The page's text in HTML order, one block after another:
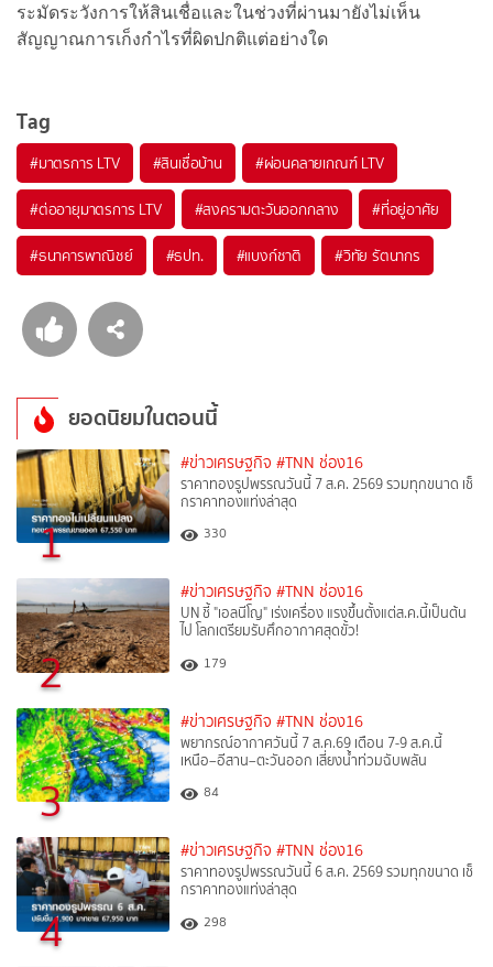
ระมัดระวังการให้สินเชื่อและในช่วงที่ผ่านมายังไม่เห็น
สัญญาณการเก็งกำไรที่ผิดปกติแต่อย่างใด
Tag
#มาตรการ LTV #สินเชื่อบ้าน #ผ่อนคลายเกณฑ์ LTV
#ต่ออายุมาตรการ LTV #สงครามตะวันออกกลาง #ที่อยู่อาศัย
#ธนาคารพาณิชย์ #ธปท. #แบงก์ชาติ #วิทัย รัตนากร
ยอดนิยมในตอนนี้
1
#ข่าวเศรษฐกิจ #TNN ช่อง16
ราคาทองรูปพรรณวันนี้ 7 ส.ค. 2569 รวมทุกขนาด เช็
กราคาทองแท่งล่าสุด
330
2
#ข่าวเศรษฐกิจ #TNN ช่อง16
UN ชี้ "เอลนีโญ" เร่งเครื่อง แรงขึ้นตั้งแต่ส.ค.นี้เป็นต้น
ไป โลกเตรียมรับศึกอากาศสุดขั้ว!
179
3
#ข่าวเศรษฐกิจ #TNN ช่อง16
พยากรณ์อากาศวันนี้ 7 ส.ค.69 เตือน 7-9 ส.ค.นี้
เหนือ–อีสาน–ตะวันออก เสี่ยงน้ำท่วมฉับพลัน
84
4
#ข่าวเศรษฐกิจ #TNN ช่อง16
ราคาทองรูปพรรณวันนี้ 6 ส.ค. 2569 รวมทุกขนาด เช็
กราคาทองแท่งล่าสุด
298